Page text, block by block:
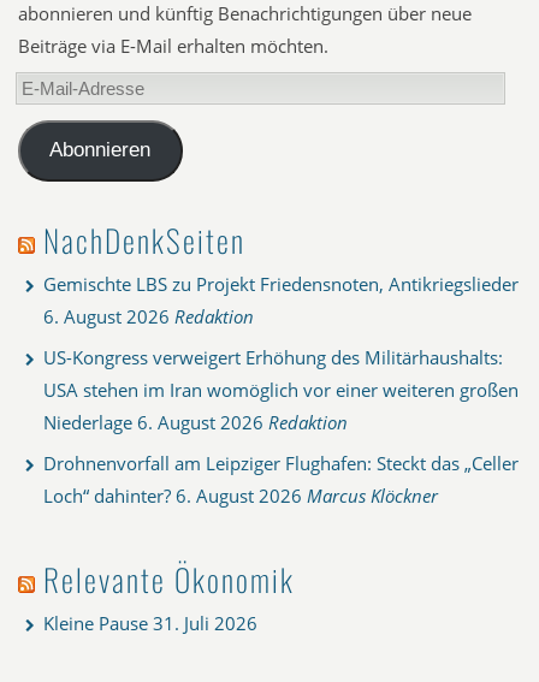
abonnieren und künftig Benachrichtigungen über neue
Beiträge via E-Mail erhalten möchten.
E-
Mail-
AdresseAbonnieren
NachDenkSeiten
Gemischte LBS zu Projekt Friedensnoten, Antikriegslieder
6. August 2026 Redaktion
US-Kongress verweigert Erhöhung des Militärhaushalts:
USA stehen im Iran womöglich vor einer weiteren großen
Niederlage 6. August 2026 Redaktion
Drohnenvorfall am Leipziger Flughafen: Steckt das „Celler
Loch“ dahinter? 6. August 2026 Marcus Klöckner
Relevante Ökonomik
Kleine Pause 31. Juli 2026